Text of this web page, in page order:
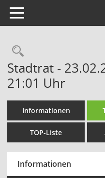
Toggle navigation
Stadtrat -
21:01 Uhr
Informationen
TOP-Liste
Informationen